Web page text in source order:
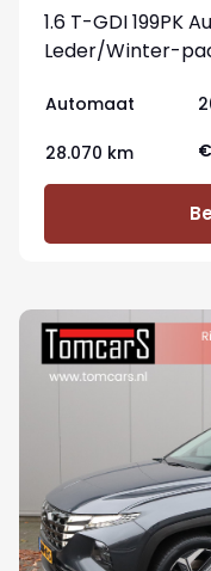
1.6 T-GDI 199PK
Leder/Winter-
Automaat
28.070 km